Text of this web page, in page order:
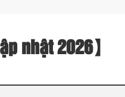
nhật 2026】